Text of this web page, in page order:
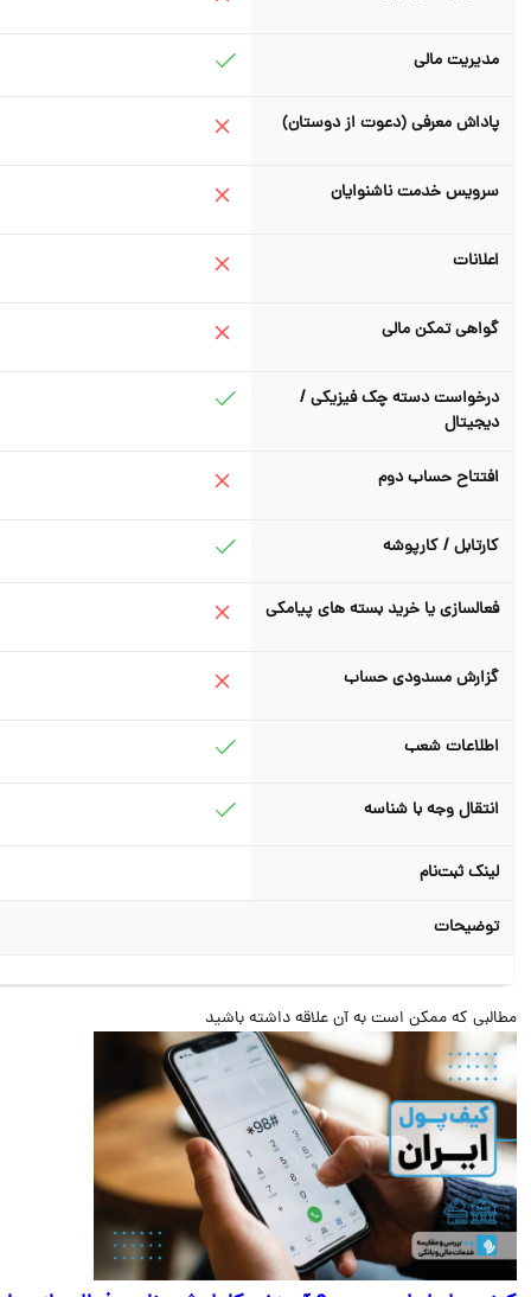
مدیریت مالی
پاداش معرفی (دعوت از دوستان)
سرویس خدمت ناشنوایان
اعلانات
گواهی تمکن مالی
درخواست دسته چک فیزیکی /
دیجیتال
افتتاح حساب دوم
کارتابل / کارپوشه
فعالسازی یا خرید بسته های پیامکی
گزارش مسدودی حساب
اطلاعات شعب
انتقال وجه با شناسه
لینک ثبت‌نام
توضیحات
که ممکن است به آن علاقه داشته باشید